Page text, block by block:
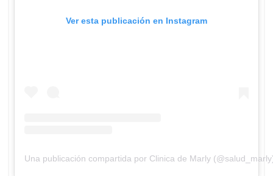
Ver esta publicación en Instagram
Una publicación compartida por Clinica de Marly